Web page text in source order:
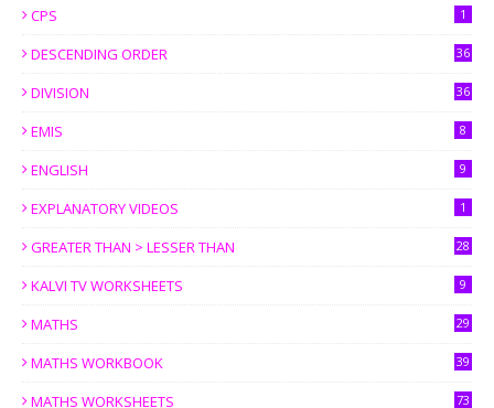
CPS 1
DESCENDING ORDER 36
DIVISION 36
EMIS 8
ENGLISH 9
EXPLANATORY VIDEOS 1
GREATER THAN > LESSER THAN 28
KALVI TV WORKSHEETS 9
MATHS 29
MATHS WORKBOOK 39
MATHS WORKSHEETS 73